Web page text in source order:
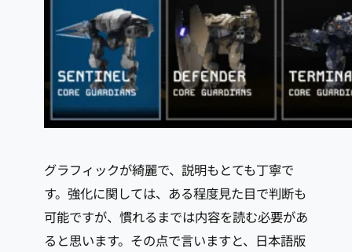
グラフィックが綺麗で、説明もとても丁寧で
す。強化に関しては、ある程度見た目で判断も
可能ですが、慣れるまでは内容を読む必要があ
ると思います。その点で言いますと、日本語版